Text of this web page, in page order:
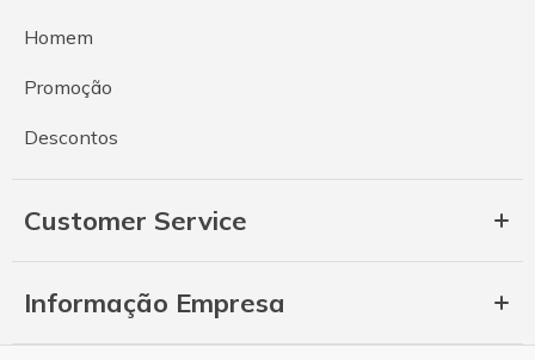
Homem
Promoção
Descontos
Customer Service
Informação Empresa